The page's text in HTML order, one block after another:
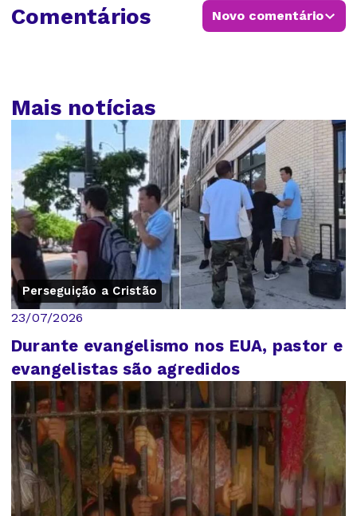
Comentários Novo comentário
Mais notícias
Perseguição a Cristão
23/07/2026
Durante evangelismo nos EUA, pastor e
evangelistas são agredidos